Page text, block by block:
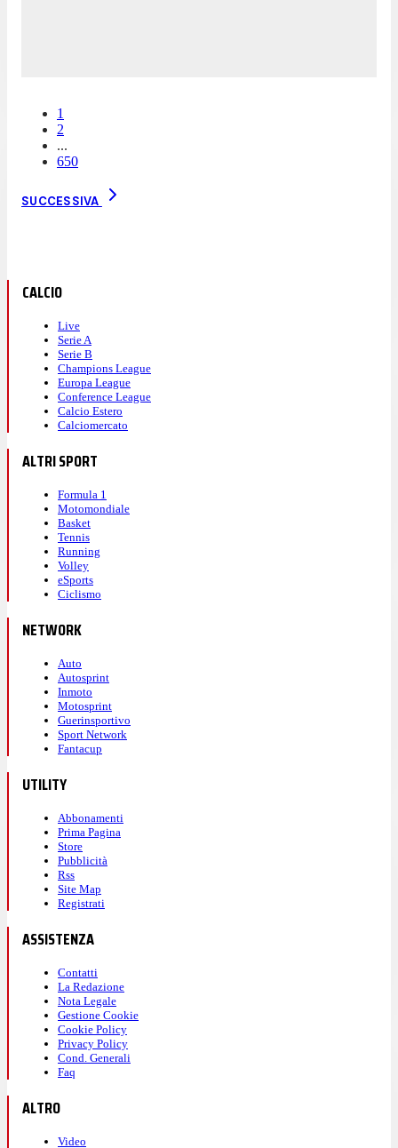
1
2
...
650
SUCCESSIVA
CALCIO
Live
Serie A
Serie B
Champions League
Europa League
Conference League
Calcio Estero
Calciomercato
ALTRI SPORT
Formula 1
Motomondiale
Basket
Tennis
Running
Volley
eSports
Ciclismo
NETWORK
Auto
Autosprint
Inmoto
Motosprint
Guerinsportivo
Sport Network
Fantacup
UTILITY
Abbonamenti
Prima Pagina
Store
Pubblicità
Rss
Site Map
Registrati
ASSISTENZA
Contatti
La Redazione
Nota Legale
Gestione Cookie
Cookie Policy
Privacy Policy
Cond. Generali
Faq
ALTRO
Video